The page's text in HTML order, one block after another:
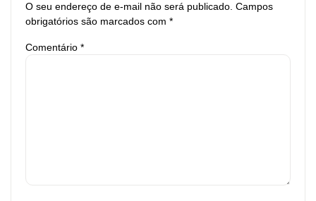
O seu endereço de e-mail não será publicado. Campos
obrigatórios são marcados com *
Comentário *